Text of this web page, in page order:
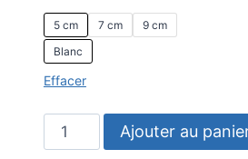
5 cm 7 cm
9 cm
Blanc
Effacer
quantité
de
Ajouter au